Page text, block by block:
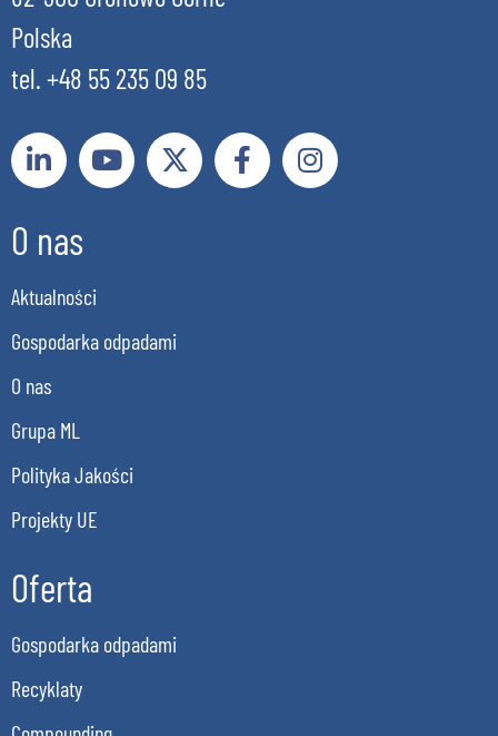
Polska
tel. +48 55 235 09 85
O nas
Aktualności
Gospodarka odpadami
O nas
Grupa ML
Polityka Jakości
Projekty UE
Oferta
Gospodarka odpadami
Recyklaty